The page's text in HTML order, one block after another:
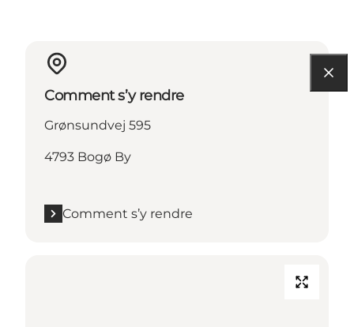
Comment s’y rendre
Grønsundvej 595
4793 Bogø By
Comment s’y rendre